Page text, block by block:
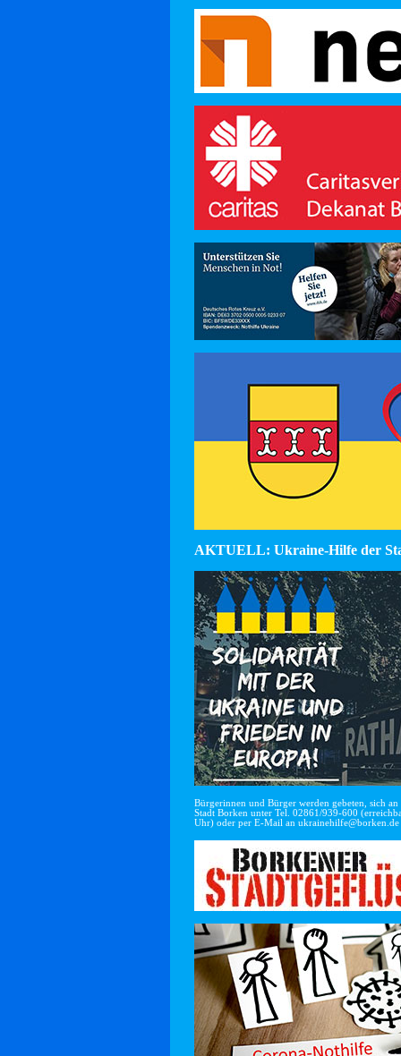
AKTUELL: Ukraine-Hilfe der
Bürgerinnen und Bürger werden gebeten, sich
Stadt Borken unter Tel. 02861/939-600
Uhr) oder per E-Mail an ukrainehilfe@borken.de